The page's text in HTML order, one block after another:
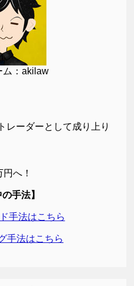
ム：akilaw
レーダーとして成り上り
へ！
の手法】
手法はこちら
手法はこちら